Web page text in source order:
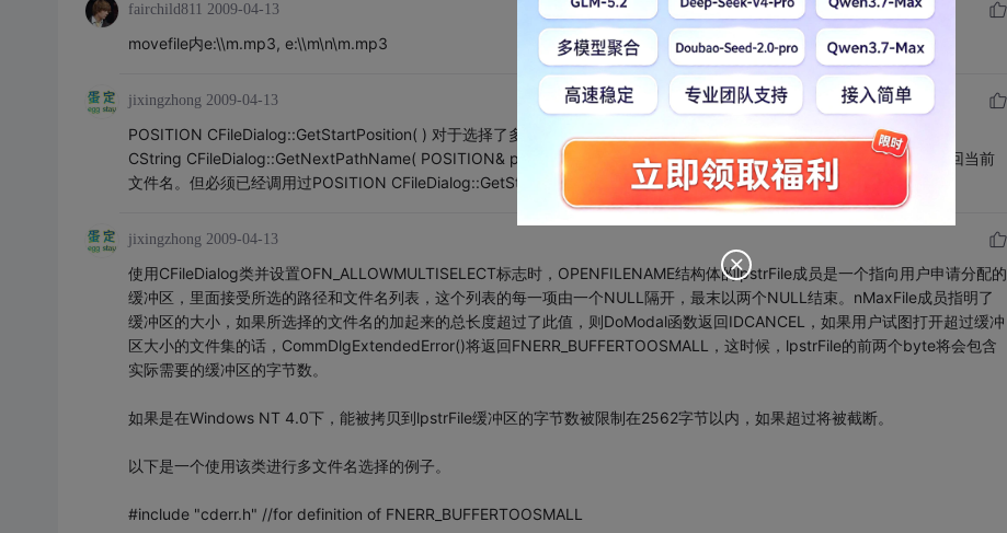
fairchild811 2009-04-13
movefile内e:\\m.mp3, e:\\m\n\m.mp3
jixingzhong 2009-04-13
POSITION CFileDialog::GetStartPosition( ) 对于选择了多个文件的情况得到第一个文件位置。
CString CFileDialog::GetNextPathName( POSITION& pos ) 对于选择了多个文件的情况得到下一个文件位置，并同时返回当前
文件名。但必须已经调用过POSITION CFileDialog::GetStartPosition( )来得到最初的POSITION变量。
jixingzhong 2009-04-13
使用CFileDialog类并设置OFN_ALLOWMULTISELECT标志时，OPENFILENAME结构体的lpstrFile成员是一个指向用户申请分配的
缓冲区，里面接受所选的路径和文件名列表，这个列表的每一项由一个NULL隔开，最末以两个NULL结束。nMaxFile成员指明了
缓冲区的大小，如果所选择的文件名的加起来的总长度超过了此值，则DoModal函数返回IDCANCEL，如果用户试图打开超过缓冲
区大小的文件集的话，CommDlgExtendedError()将返回FNERR_BUFFERTOOSMALL，这时候，lpstrFile的前两个byte将会包含
实际需要的缓冲区的字节数。
如果是在Windows NT 4.0下，能被拷贝到lpstrFile缓冲区的字节数被限制在2562字节以内，如果超过将被截断。
以下是一个使用该类进行多文件名选择的例子。
#include "cderr.h" //for definition of FNERR_BUFFERTOOSMALL